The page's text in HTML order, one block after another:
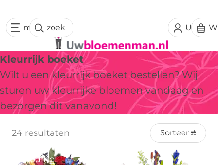
Uw
menuzoek
Kleurrijk boeket
Wilt u een kleurrijk boeket bestellen? Wij
sturen uw kleurrijke bloemen vandaag en
bezorgen dit vanavond!
24 resultaten Sorteer
Aanbieding!